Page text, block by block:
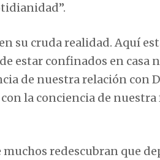
su cruda realidad. Aquí
estar confinados en casa
de nuestra relación con
la conciencia de
redescubran que